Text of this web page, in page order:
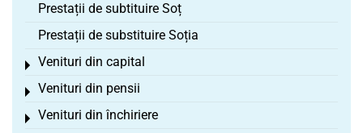
Prestații de subtituire Soț
Prestații de substituire Soția
Venituri din capital
Toggle menu
Venituri din pensii
Toggle menu
Venituri din închiriere
Toggle menu